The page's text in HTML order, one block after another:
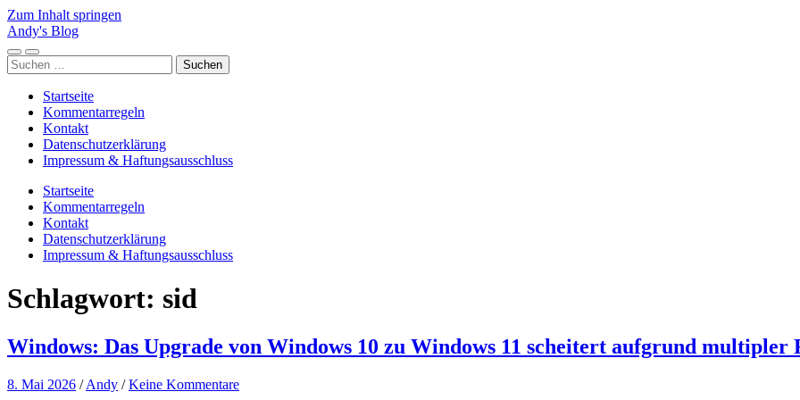
Zum Inhalt springen
Andy's Blog
Mobile-
Menü
Suchfeld
ein-/ausblenden
Suchen
nach:
Startseite
Kommentarregeln
Kontakt
Datenschutzerklärung
Impressum & Haftungsausschluss
Startseite
Kommentarregeln
Kontakt
Datenschutzerklärung
Impressum & Haftungsausschluss
Schlagwort: sid
Windows: Das Upgrade von Windows 10 zu Windows 11 scheitert aufgrund multipler
8. Mai 2026 /Andy /Keine Kommentare